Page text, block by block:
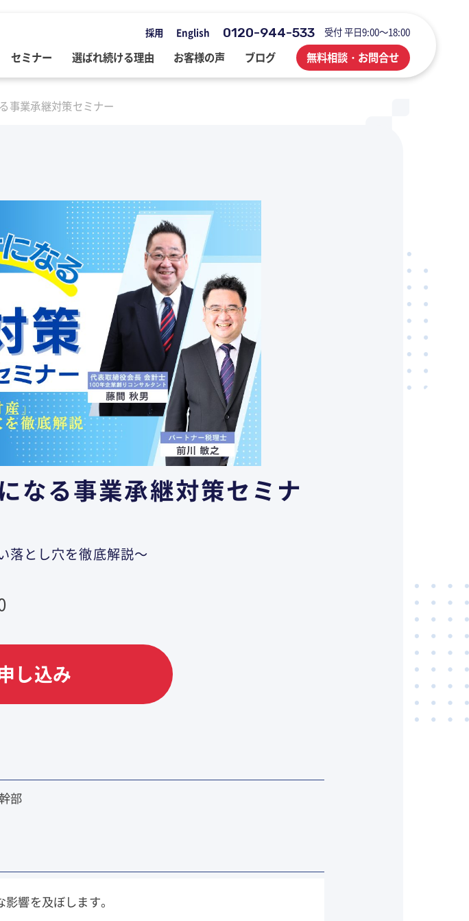
採用 English 0120-944-533 受付 平日9:00～18:00
人材開発・組織開発 業務改善・IT活用
公益・非営利法人コンサル 医療・介護・調剤薬局等支援
不動産コンサルティング
セミナー
行政手続
選ばれ続ける理由 お客様の声 ブログ
人材・組織開発ブログ 業務改善・IT活用ブログ
公益法人・非営利法人ブログ 不動産コンサルブログ
社長のブログ ～100年続く企業を
社員でつくる 明るく楽しく元気に
前向きブログ
無料相談・お問合せ
事業承継対策セミナー
なる事業承継対策セミナ
落とし穴を徹底解説～
し込み
部
響を及ぼします。